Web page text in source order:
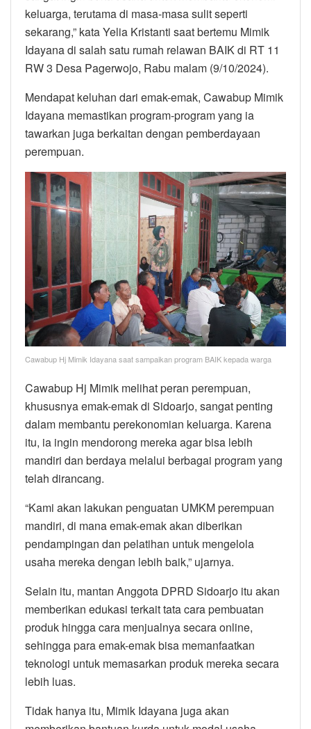
keluarga, terutama di masa-masa sulit seperti
sekarang,” kata Yelia Kristanti saat bertemu Mimik
Idayana di salah satu rumah relawan BAIK di RT 11
RW 3 Desa Pagerwojo, Rabu malam (9/10/2024).
Mendapat keluhan dari emak-emak, Cawabup Mimik
Idayana memastikan program-program yang ia
tawarkan juga berkaitan dengan pemberdayaan
perempuan.
Cawabup Hj Mimik Idayana saat sampaikan program BAIK kepada warga
Cawabup Hj Mimik melihat peran perempuan,
khususnya emak-emak di Sidoarjo, sangat penting
dalam membantu perekonomian keluarga. Karena
itu, ia ingin mendorong mereka agar bisa lebih
mandiri dan berdaya melalui berbagai program yang
telah dirancang.
“Kami akan lakukan penguatan UMKM perempuan
mandiri, di mana emak-emak akan diberikan
pendampingan dan pelatihan untuk mengelola
usaha mereka dengan lebih baik,” ujarnya.
Selain itu, mantan Anggota DPRD Sidoarjo itu akan
memberikan edukasi terkait tata cara pembuatan
produk hingga cara menjualnya secara online,
sehingga para emak-emak bisa memanfaatkan
teknologi untuk memasarkan produk mereka secara
lebih luas.
Tidak hanya itu, Mimik Idayana juga akan